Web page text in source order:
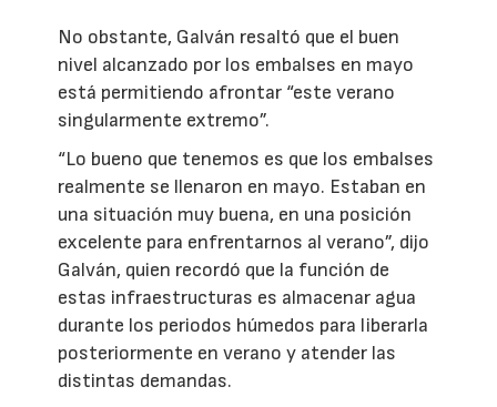
No obstante, Galván resaltó que el buen
nivel alcanzado por los embalses en mayo
está permitiendo afrontar “este verano
singularmente extremo”.
“Lo bueno que tenemos es que los embalses
realmente se llenaron en mayo. Estaban en
una situación muy buena, en una posición
excelente para enfrentarnos al verano”, dijo
Galván, quien recordó que la función de
estas infraestructuras es almacenar agua
durante los periodos húmedos para liberarla
posteriormente en verano y atender las
distintas demandas.